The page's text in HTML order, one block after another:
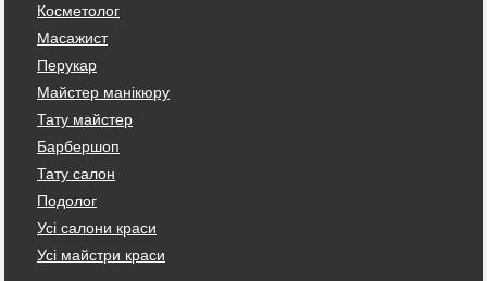
Косметолог
Масажист
Перукар
Майстер манікюру
Тату майстер
Барбершоп
Тату салон
Подолог
Усі салони краси
Усі майстри краси